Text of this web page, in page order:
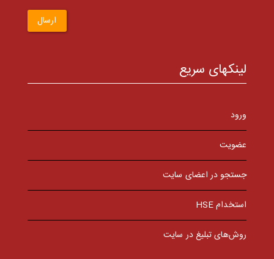
ارسال
لینکهای سریع
ورود
عضویت
جستجو در اعضای سایت
استخدام HSE
روش‌های تبلیغ در سایت